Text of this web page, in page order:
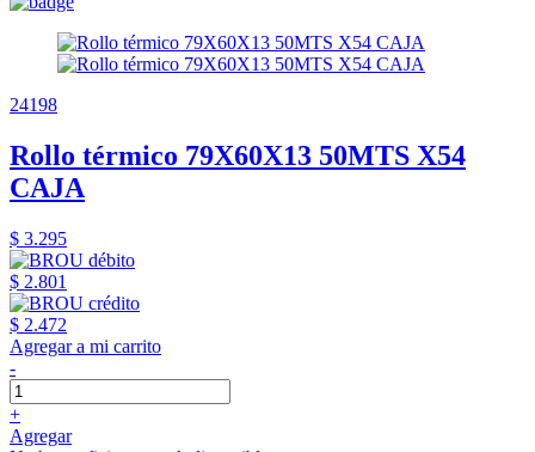
24198
Rollo térmico 79X60X13 50MTS X54
CAJA
$ 3.295
$ 2.801
$ 2.472
Agregar a mi carrito
-
+
Agregar